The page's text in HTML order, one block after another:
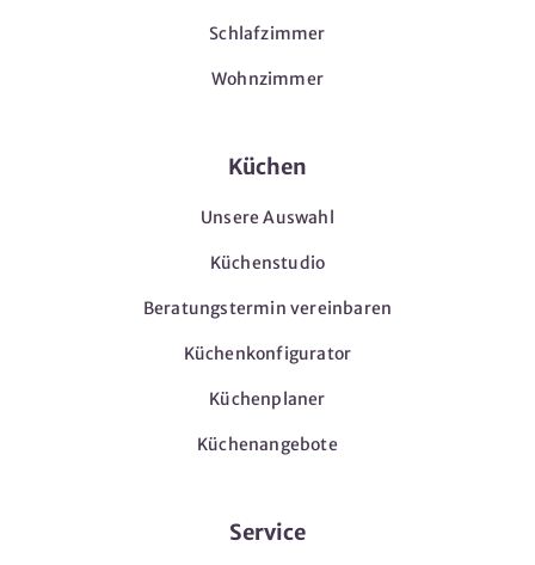
Schlafzimmer
Wohnzimmer
Küchen
Unsere Auswahl
Küchenstudio
Beratungstermin vereinbaren
Küchenkonfigurator
Küchenplaner
Küchenangebote
Service